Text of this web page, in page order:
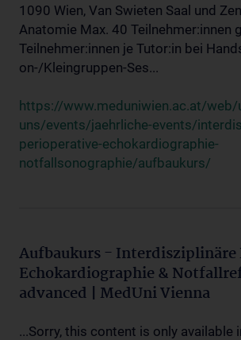
1090 Wien, Van Swieten Saal und
Anatomie Max. 40 Teilnehmer:innen
Teilnehmer:innen je Tutor:in bei
on-/Kleingruppen-Ses...
https://www.meduniwien.ac.at/web/
uns/events/jaehrliche-events/
perioperative-echokardiographie-
notfallsonographie/aufbaukurs/
Aufbaukurs - Interdisziplinäre
Echokardiographie &
advanced | MedUni Vienna
...Sorry, this content is only available